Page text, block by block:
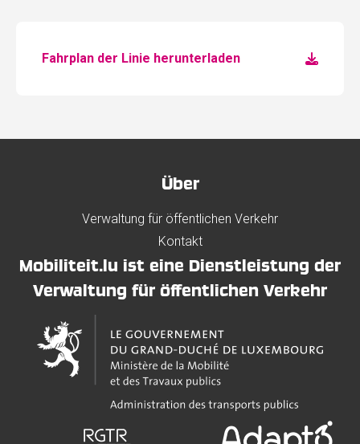
Fahrplan der Linie herunterladen
Über
Verwaltung für öffentlichen Verkehr
Kontakt
Mobiliteit.lu ist eine Dienstleistung der
Verwaltung für öffentlichen Verkehr